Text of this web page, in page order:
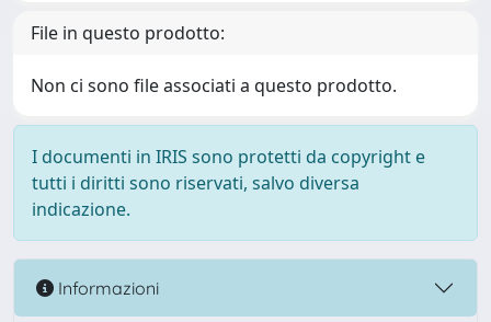
File in questo prodotto:
Non ci sono file associati a questo prodotto.
I documenti in IRIS sono protetti da copyright e
tutti i diritti sono riservati, salvo diversa
indicazione.
Informazioni